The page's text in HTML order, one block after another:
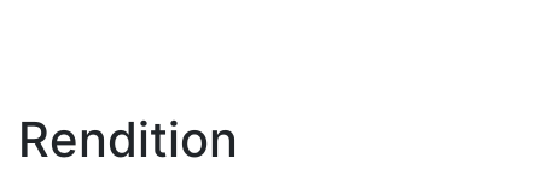
Rendition